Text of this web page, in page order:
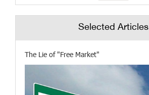
Selected Articles
The Lie of "Free Market"